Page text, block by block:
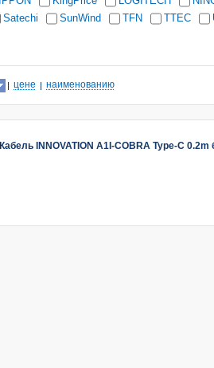
Satechi SunWind TFN TTEC
цене наименованию
Кабель INNOVATION A1I-COBRA Type-C